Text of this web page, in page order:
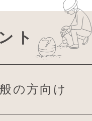
ト
の方向け